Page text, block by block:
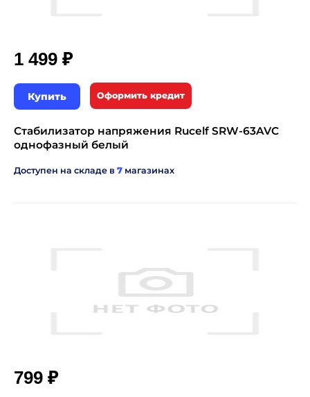
1 499 ₽
Купить Оформить кредит
Стабилизатор напряжения Rucelf SRW-63AVC
однофазный белый
Доступен на складе в 7 магазинах
799 ₽